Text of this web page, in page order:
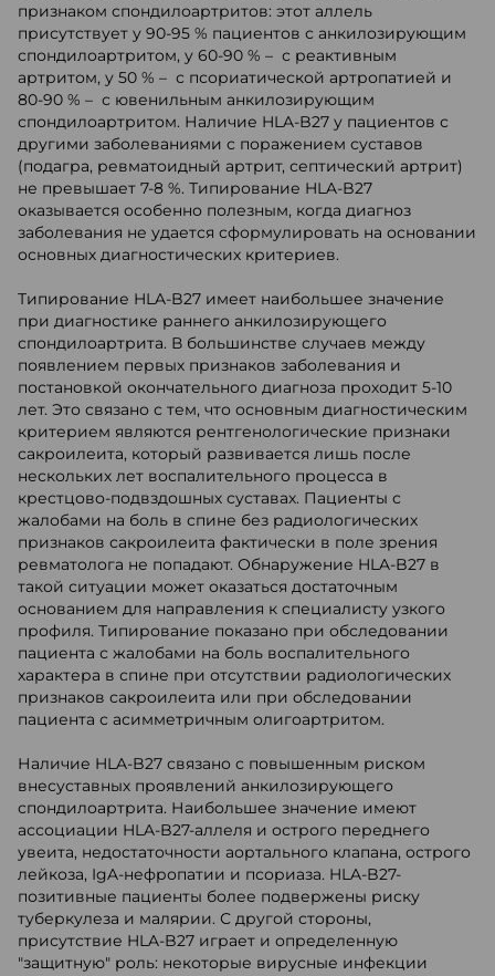
признаком спондилоартритов: этот аллель
присутствует у 90-95 % пациентов с анкилозирующим
спондилоартритом, у 60-90 % – с реактивным
артритом, у 50 % – с псориатической артропатией и
80-90 % – с ювенильным анкилозирующим
спондилоартритом. Наличие HLA-B27 у пациентов с
другими заболеваниями с поражением суставов
(подагра, ревматоидный артрит, септический артрит)
не превышает 7-8 %. Типирование HLA-B27
оказывается особенно полезным, когда диагноз
заболевания не удается сформулировать на основании
основных диагностических критериев.
Типирование HLA-B27 имеет наибольшее значение
при диагностике раннего анкилозирующего
спондилоартрита. В большинстве случаев между
появлением первых признаков заболевания и
постановкой окончательного диагноза проходит 5-10
лет. Это связано с тем, что основным диагностическим
критерием являются рентгенологические признаки
сакроилеита, который развивается лишь после
нескольких лет воспалительного процесса в
крестцово-подвздошных суставах. Пациенты с
жалобами на боль в спине без радиологических
признаков сакроилеита фактически в поле зрения
ревматолога не попадают. Обнаружение HLA-B27 в
такой ситуации может оказаться достаточным
основанием для направления к специалисту узкого
профиля. Типирование показано при обследовании
пациента с жалобами на боль воспалительного
характера в спине при отсутствии радиологических
признаков сакроилеита или при обследовании
пациента с асимметричным олигоартритом.
Наличие HLA-B27 связано с повышенным риском
внесуставных проявлений анкилозирующего
спондилоартрита. Наибольшее значение имеют
ассоциации HLA-B27-аллеля и острого переднего
увеита, недостаточности аортального клапана, острого
лейкоза, IgA-нефропатии и псориаза. HLA-B27-
позитивные пациенты более подвержены риску
туберкулеза и малярии. С другой стороны,
присутствие HLA-B27 играет и определенную
"защитную" роль: некоторые вирусные инфекции